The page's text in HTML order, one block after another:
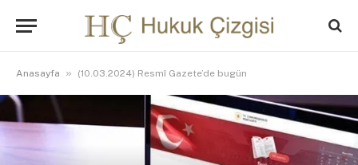
Anasayfa » (10.03.2024) Resmî Gazete’de bugün